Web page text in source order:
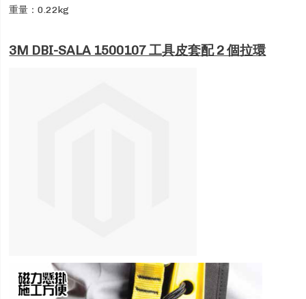
重量：0.22kg
3M DBI-SALA 1500107 工具皮套配 2 個拉環